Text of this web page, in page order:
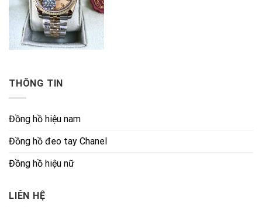
THÔNG TIN
Đồng hồ hiệu nam
Đồng hồ đeo tay Chanel
Đồng hồ hiệu nữ
LIÊN HỆ